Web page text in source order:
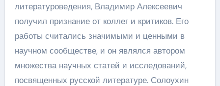
литературоведения, Владимир Алексеевич
получил признание от коллег и критиков. Его
работы считались значимыми и ценными в
научном сообществе, и он являлся автором
множества научных статей и исследований,
посвященных русской литературе. Солоухин